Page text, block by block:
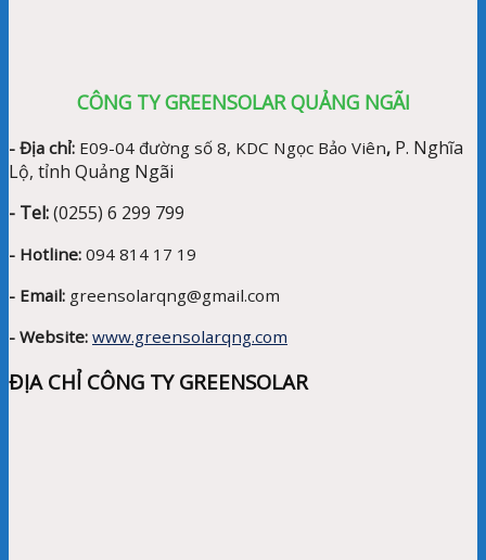
CÔNG TY GREENSOLAR QUẢNG NGÃI
- Địa chỉ: E09-04 đường số 8, KDC Ngọc Bảo Viên, P. Nghĩa
Lộ, tỉnh Quảng Ngãi
- Tel:(0255) 6 299 799
- Hotline: 094 814 17 19
- Email: greensolarqng@gmail.com
- Website: www.greensolarqng.com
ĐỊA CHỈ CÔNG TY GREENSOLAR